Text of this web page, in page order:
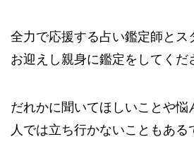
全力で応援する占い鑑定師とス
お迎えし親身に鑑定をしてくだ
だれかに聞いてほしいことや悩
人では立ち行かないこともある